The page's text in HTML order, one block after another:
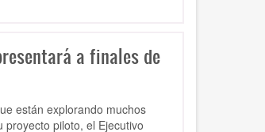
a finales de
están explorando muchos
piloto, el Ejecutivo